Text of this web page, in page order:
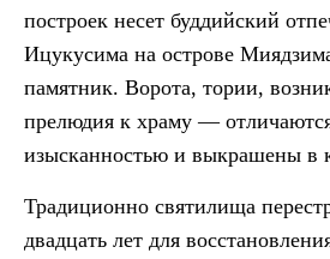
построек несет буддийский
Ицукусима на острове
памятник. Ворота, тории,
прелюдия к храму —
изысканностью и выкрашены в
Традиционно святилища
двадцать лет для